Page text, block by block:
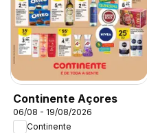
Continente Açores
06/08 - 19/08/2026
Continente